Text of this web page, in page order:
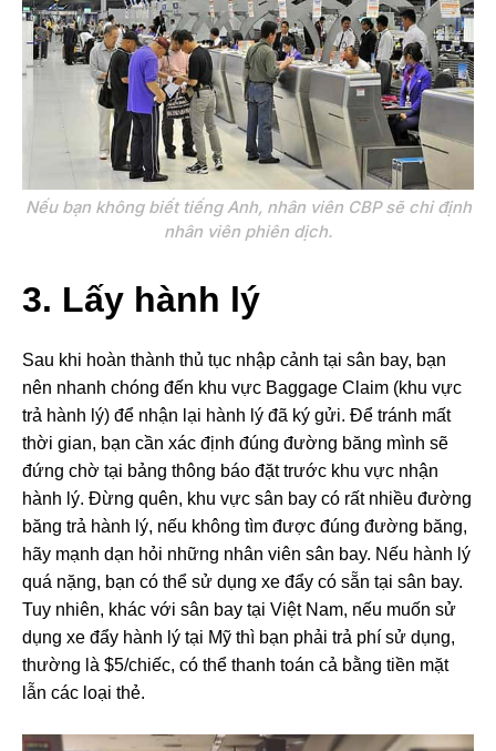
Nếu bạn không biết tiếng Anh, nhân viên CBP sẽ chỉ định
nhân viên phiên dịch.
3. Lấy hành lý
Sau khi hoàn thành thủ tục nhập cảnh tại sân bay, bạn
nên nhanh chóng đến khu vực Baggage Claim (khu vực
trả hành lý) để nhận lại hành lý đã ký gửi. Để tránh mất
thời gian, bạn cần xác định đúng đường băng mình sẽ
đứng chờ tại bảng thông báo đặt trước khu vực nhận
hành lý. Đừng quên, khu vực sân bay có rất nhiều đường
băng trả hành lý, nếu không tìm được đúng đường băng,
hãy mạnh dạn hỏi những nhân viên sân bay. Nếu hành lý
quá nặng, bạn có thể sử dụng xe đẩy có sẵn tại sân bay.
Tuy nhiên, khác với sân bay tại Việt Nam, nếu muốn sử
dụng xe đẩy hành lý tại Mỹ thì bạn phải trả phí sử dụng,
thường là $5/chiếc, có thể thanh toán cả bằng tiền mặt
lẫn các loại thẻ.